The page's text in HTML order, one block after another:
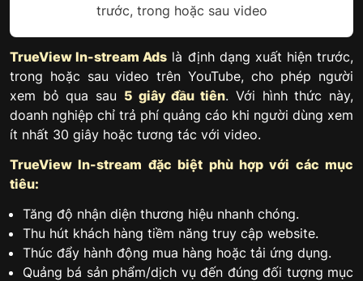
trước, trong hoặc sau video
TrueView In-stream Ads là định dạng xuất hiện trước,
trong hoặc sau video trên YouTube, cho phép người
xem bỏ qua sau 5 giây đầu tiên. Với hình thức này,
doanh nghiệp chỉ trả phí quảng cáo khi người dùng xem
ít nhất 30 giây hoặc tương tác với video.
TrueView In-stream đặc biệt phù hợp với các mục
tiêu:
Tăng độ nhận diện thương hiệu nhanh chóng.
Thu hút khách hàng tiềm năng truy cập website.
Thúc đẩy hành động mua hàng hoặc tải ứng dụng.
Quảng bá sản phẩm/dịch vụ đến đúng đối tượng mục